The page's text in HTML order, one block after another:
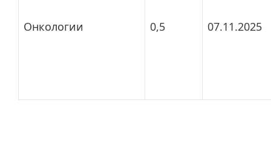
Онкологии 0,5 07.11.2025